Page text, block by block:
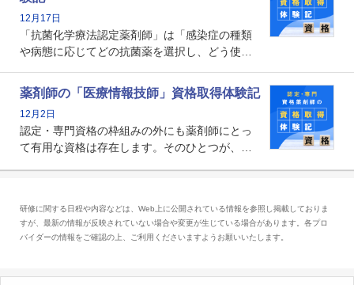
貢献する姿は、今も病院薬剤師にとって一目置
かれる存在です。
12月17日
「抗菌化学療法認定薬剤師」は「感染症の種類
や病態に応じてどの抗菌薬を選択し、どう使っ
る薬剤師です。現在、感染防止対策加算の施設
基準に専任の薬剤師配置が挙げられており、今
後は感染症領域で薬剤師に、より多くの役割が
求められる可能性もあります。
薬剤師の「医療情報技師」資格取得体験記
12月2日
認定・専門資格の枠組みの外にも薬剤師にとっ
て有用な資格は存在します。そのひとつが、
とは、病院薬剤師を中心に大きな武器になりま
す。
研修に関する日程や内容などは、Web上に公開されている情報を参照し掲載しておりま
すが、最新の情報が反映されていない場合や変更が生じている場合があります。各プロ
バイダーの情報をご確認の上、ご利用くださいますようお願いいたします。